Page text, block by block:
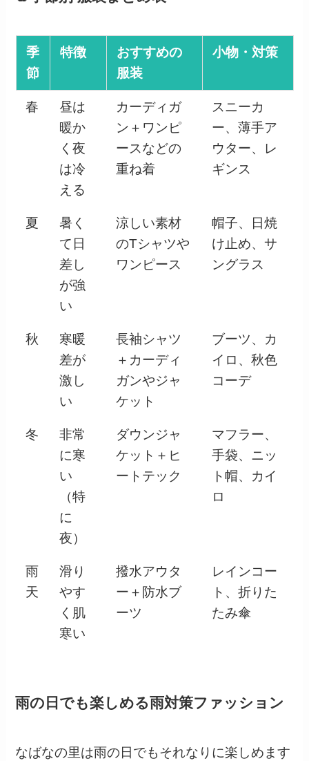
季
節
特徴
おすすめの
服装
小物・対策
春
昼は
暖か
く夜
は冷
える
カーディガ
ン＋ワンピ
ースなどの
重ね着
スニーカ
ー、薄手ア
ウター、レ
ギンス
夏
暑く
て日
差し
が強
い
涼しい素材
のTシャツや
ワンピース
帽子、日焼
け止め、サ
ングラス
秋
寒暖
差が
激し
い
長袖シャツ
＋カーディ
ガンやジャ
ケット
ブーツ、カ
イロ、秋色
コーデ
冬
非常
に寒
い
（特
に
夜）
ダウンジャ
ケット＋ヒ
ートテック
マフラー、
手袋、ニッ
ト帽、カイ
ロ
雨
天
滑り
やす
く肌
寒い
撥水アウタ
ー＋防水ブ
ーツ
レインコー
ト、折りた
たみ傘
雨の日でも楽しめる雨対策ファッション
なばなの里は雨の日でもそれなりに楽しめます